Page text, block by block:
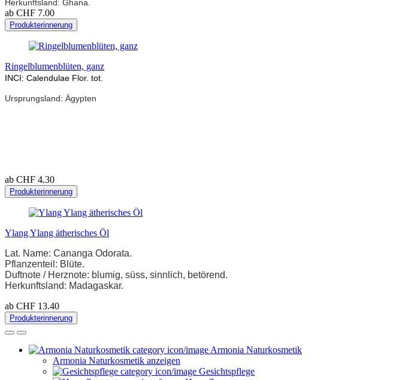
Herkunftsland: Ghana.
ab CHF 7.00
Produkterinnerung
Ringelblumenblüten, ganz
INCI: Calendulae Flor. tot.
Ursprungsland: Ägypten
ab CHF 4.30
Produkterinnerung
Ylang Ylang ätherisches Öl
Lat. Name: Cananga Odorata.
Pflanzenteil: Blüte.
Duftnote / Herznote: blumig, süss, sinnlich, betörend.
Herkunftsland: Madagaskar.
ab CHF 13.40
Produkterinnerung
Armonia Naturkosmetik
Armonia Naturkosmetik anzeigen
Gesichtspflege